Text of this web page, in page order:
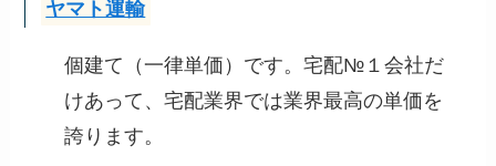
ヤマト運輸
個建て（一律単価）です。宅配№１会社だ
けあって、宅配業界では業界最高の単価を
誇ります。